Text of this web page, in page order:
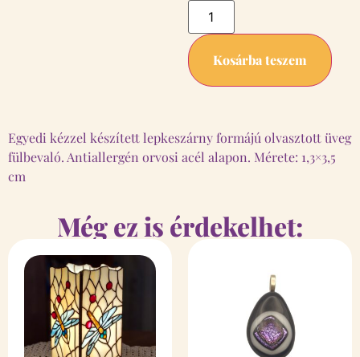
Kosárba teszem
Egyedi kézzel készített lepkeszárny formájú olvasztott üveg
fülbevaló. Antiallergén orvosi acél alapon. Mérete: 1,3×3,5
cm
Még ez is érdekelhet: